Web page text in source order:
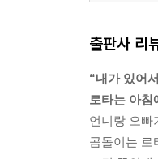
출판사 리
“내가 있어
로타는 아침
언니랑 오빠
곰돌이는 로